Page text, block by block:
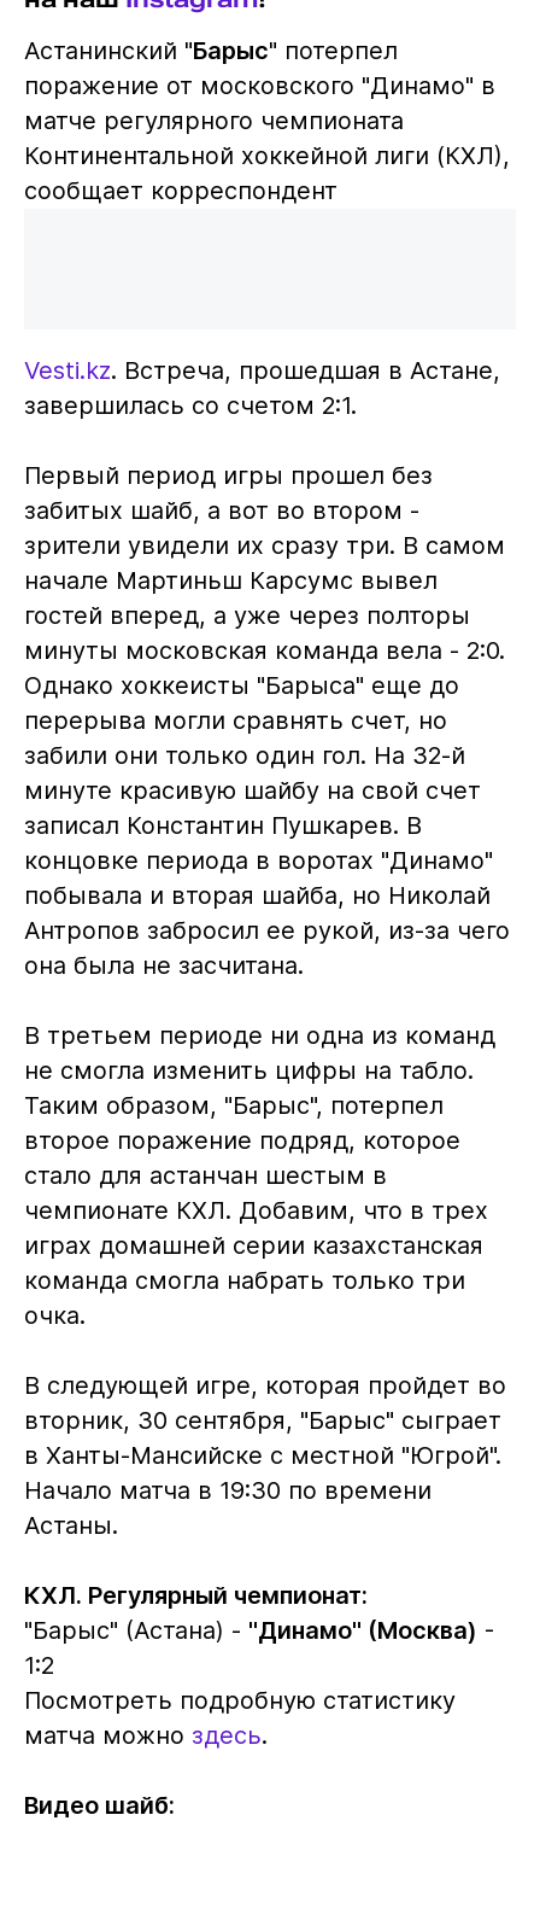
Астанинский "Барыс" потерпел
поражение от московского "Динамо" в
матче регулярного чемпионата
Континентальной хоккейной лиги (КХЛ),
сообщает корреспондент
Vesti.kz. Встреча, прошедшая в Астане,
завершилась со счетом 2:1.
Первый период игры прошел без
забитых шайб, а вот во втором -
зрители увидели их сразу три. В самом
начале Мартиньш Карсумс вывел
гостей вперед, а уже через полторы
минуты московская команда вела - 2:0.
Однако хоккеисты "Барыса" еще до
перерыва могли сравнять счет, но
забили они только один гол. На 32-й
минуте красивую шайбу на свой счет
записал Константин Пушкарев. В
концовке периода в воротах "Динамо"
побывала и вторая шайба, но Николай
Антропов забросил ее рукой, из-за чего
она была не засчитана.
В третьем периоде ни одна из команд
не смогла изменить цифры на табло.
Таким образом, "Барыс", потерпел
второе поражение подряд, которое
стало для астанчан шестым в
чемпионате КХЛ. Добавим, что в трех
играх домашней серии казахстанская
команда смогла набрать только три
очка.
В следующей игре, которая пройдет во
вторник, 30 сентября, "Барыс" сыграет
в Ханты-Мансийске с местной "Югрой".
Начало матча в 19:30 по времени
Астаны.
КХЛ. Регулярный чемпионат:
"Барыс" (Астана) - "Динамо" (Москва) -
1:2
Посмотреть подробную статистику
матча можно здесь.
Видео шайб: